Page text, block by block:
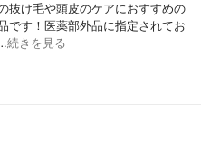
抜け毛や頭皮のケアにおすすめの
です！医薬部外品に指定されてお
続きを見る